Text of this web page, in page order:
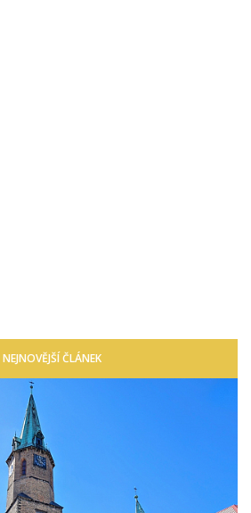
NEJNOVĚJŠÍ ČLÁNEK